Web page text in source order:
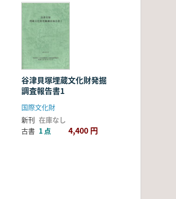
谷津貝塚埋蔵文化財発掘
調査報告書1
国際文化財
新刊 在庫なし
古書 1 点 4,400 円